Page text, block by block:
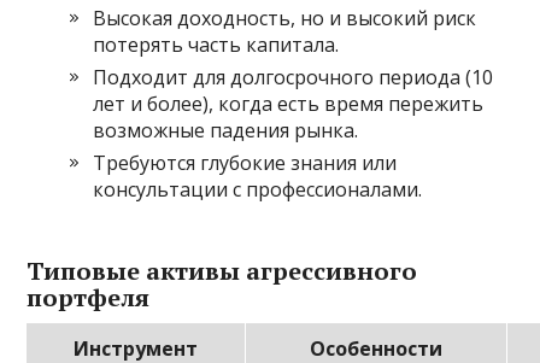
Высокая доходность, но и высокий риск
потерять часть капитала.
Подходит для долгосрочного периода (10
лет и более), когда есть время пережить
возможные падения рынка.
Требуются глубокие знания или
консультации с профессионалами.
Типовые активы агрессивного
портфеля
Инструмент
Особенности